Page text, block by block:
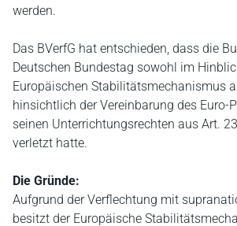
werden.
Das BVerfG hat entschieden, dass die
Deutschen Bundestag sowohl im
Europäischen Stabilitätsmechanismus
hinsichtlich der Vereinbarung des Euro-
seinen Unterrichtungsrechten aus Art.
verletzt hatte.
Die Gründe:
Aufgrund der Verflechtung mit
besitzt der Europäische